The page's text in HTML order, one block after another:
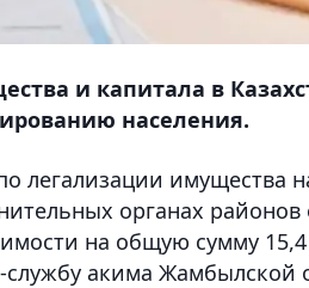
и капитала в
населения.
легализации имущества
органах районов
на общую сумму
службу акима Жамбылской